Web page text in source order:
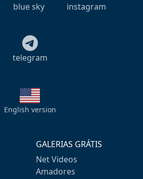
blue sky instagram
telegram
English version
GALERIAS GRÁTIS
Net Videos
Amadores